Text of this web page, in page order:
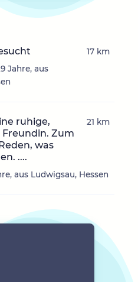
Jahre, aus
17 km
ruhige,
Freundin. Zum
was
....
aus Ludwigsau, Hessen
21 km